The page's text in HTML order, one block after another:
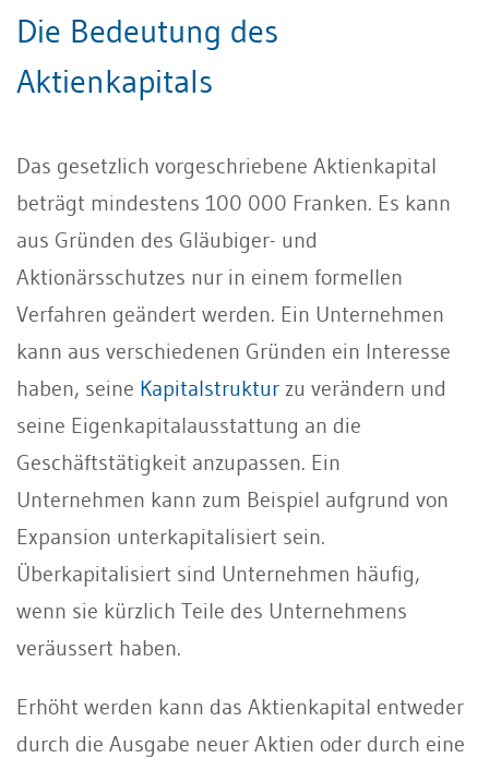
Die Bedeutung des
Aktienkapitals
Das gesetzlich vorgeschriebene Aktienkapital
beträgt mindestens 100 000 Franken. Es kann
aus Gründen des Gläubiger- und
Aktionärsschutzes nur in einem formellen
Verfahren geändert werden. Ein Unternehmen
kann aus verschiedenen Gründen ein Interesse
haben, seine Kapitalstruktur zu verändern und
seine Eigenkapitalausstattung an die
Geschäftstätigkeit anzupassen. Ein
Unternehmen kann zum Beispiel aufgrund von
Expansion unterkapitalisiert sein.
Überkapitalisiert sind Unternehmen häufig,
wenn sie kürzlich Teile des Unternehmens
veräussert haben.
Erhöht werden kann das Aktienkapital entweder
durch die Ausgabe neuer Aktien oder durch eine